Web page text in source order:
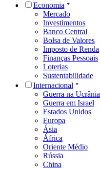
Economia
Mercado
Investimentos
Banco Central
Bolsa de Valores
Imposto de Renda
Finanças Pessoais
Loterias
Sustentabilidade
Internacional
Guerra na Ucrânia
Guerra em Israel
Estados Unidos
Europa
Ásia
África
Oriente Médio
Rússia
China